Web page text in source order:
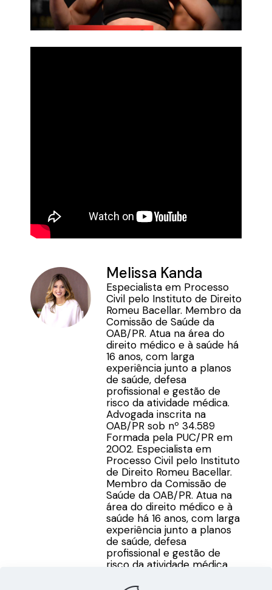
Melissa Kanda
Especialista em Processo
Civil pelo Instituto de Direito
Romeu Bacellar. Membro da
Comissão de Saúde da
OAB/PR. Atua na área do
direito médico e à saúde há
16 anos, com larga
experiência junto a planos
de saúde, defesa
profissional e gestão de
risco da atividade médica.
Advogada inscrita na
OAB/PR sob nº 34.589
Formada pela PUC/PR em
2002. Especialista em
Processo Civil pelo Instituto
de Direito Romeu Bacellar.
Membro da Comissão de
Saúde da OAB/PR. Atua na
área do direito médico e à
saúde há 16 anos, com larga
experiência junto a planos
de saúde, defesa
profissional e gestão de
risco da atividade médica.